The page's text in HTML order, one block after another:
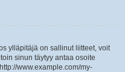
ylläpitäjä on sallinut liitteet, voit
sinun täytyy antaa osoite
www.example.com/my-